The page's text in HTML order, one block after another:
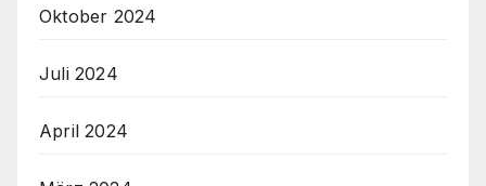
Oktober 2024
Juli 2024
April 2024